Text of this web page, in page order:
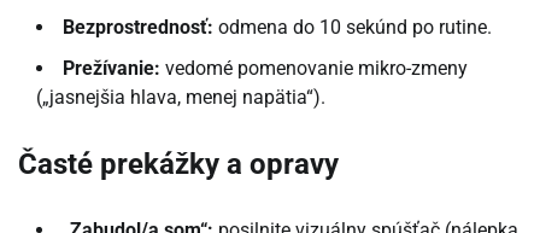
Bezprostrednosť: odmena do 10 sekúnd po rutine.
Prežívanie: vedomé pomenovanie mikro-zmeny
(„jasnejšia hlava, menej napätia“).
Časté prekážky a opravy